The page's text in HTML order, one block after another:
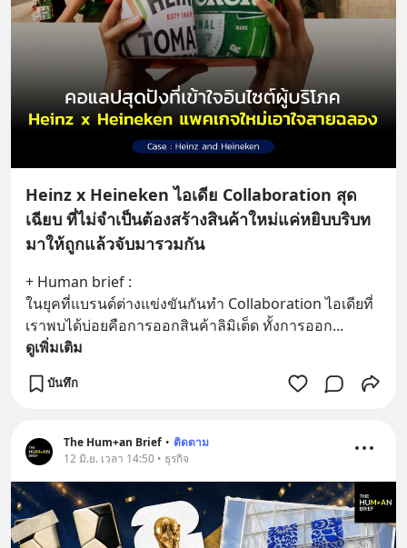
Heinz x Heineken ไอเดีย Collaboration สุด
เฉียบ ที่ไม่จำเป็นต้องสร้างสินค้าใหม่แค่หยิบบริบท
มาให้ถูกแล้วจับมารวมกัน
+ Human brief :
ในยุคที่แบรนด์ต่างแข่งขันกันทำ Collaboration ไอเดียที่
เราพบได้บ่อยคือการออกสินค้าลิมิเต็ด ทั้งการออก...
ดูเพิ่มเติม
บันทึก
The Hum+an Brief • ติดตาม
12 มิ.ย. เวลา 14:50 • ธุรกิจ